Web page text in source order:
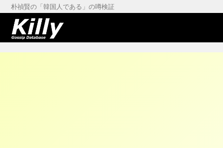
朴禎賢の「韓国人である」の噂検証